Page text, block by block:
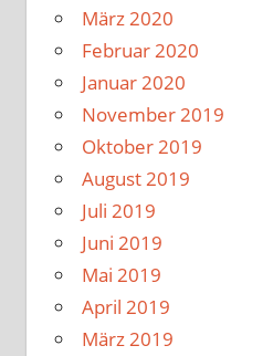
März 2020
Februar 2020
Januar 2020
November 2019
Oktober 2019
August 2019
Juli 2019
Juni 2019
Mai 2019
April 2019
März 2019